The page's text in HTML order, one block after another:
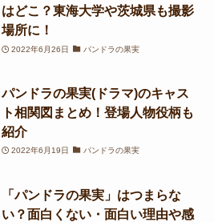
はどこ？東海大学や茨城県も撮影
場所に！
2022年6月26日 パンドラの果実
パンドラの果実(ドラマ)のキャス
ト相関図まとめ！登場人物役柄も
紹介
2022年6月19日 パンドラの果実
「パンドラの果実」はつまらな
い？面白くない・面白い理由や感